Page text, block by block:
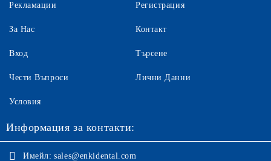
Рекламации
За Нас
Вход
Чести Въпроси
Регистрация
Контакт
Търсене
Лични Данни
Условия
Информация за контакти:
Имейл: sales@enkidental.com